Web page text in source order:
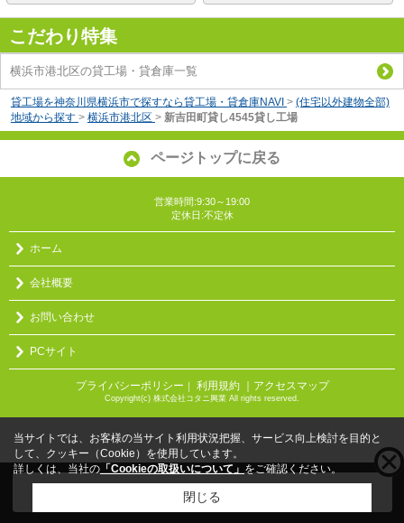
こだわり特集
横浜市港北区の貸工場・貸倉庫一覧
貸工場を神奈川県横浜市で探すなら貸工場・貸倉庫NAVI > (住宅以外建物全部)
地域から探す > 横浜市港北区 > 新吉田町貸し4545貸し工場
ページトップに戻る
営業時間:9:30～19:00
定休日:不定休
ホーム
会社概要
お問い合わせ
PCサイト
プライバシーポリシー ｜ 利用規約 ｜アクセスマップ
Copyright(c) 株式会社コタニ興業 All rights reserved.
こちらの物件をご覧の方にお勧めな物件
当サイトでは、お客様の当サイト利用状況把握、サービス向上検討を目的と
して、クッキー（Cookie）を使用しています。
詳しくは、当社の 「Cookieの取扱いについて」 をご確認ください。
閉じる